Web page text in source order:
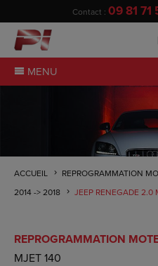
Contact : 09 81 71
MENU
ACCUEIL REPROGRAMMATION
2014 -> 2018
JEEP RENEGADE 2.0
REPROGRAMMATION
MJET 140